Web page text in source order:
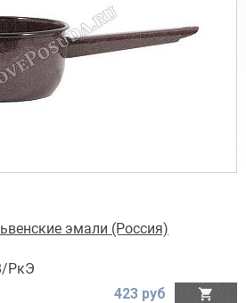
эмали (Россия)
РкЭ

423 руб